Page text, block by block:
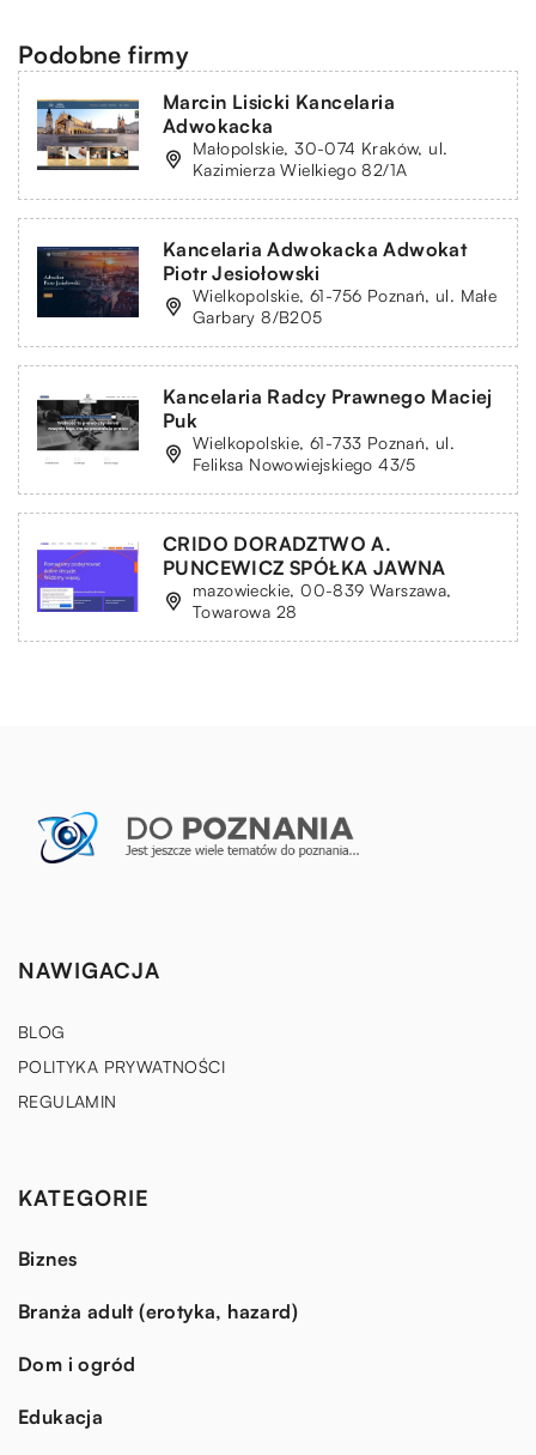
Podobne firmy
Marcin Lisicki Kancelaria
Adwokacka
Małopolskie, 30-074 Kraków, ul.
Kazimierza Wielkiego 82/1A
Kancelaria Adwokacka Adwokat
Piotr Jesiołowski
Wielkopolskie, 61-756 Poznań, ul. Małe
Garbary 8/B205
Kancelaria Radcy Prawnego Maciej
Puk
Wielkopolskie, 61-733 Poznań, ul.
Feliksa Nowowiejskiego 43/5
CRIDO DORADZTWO A.
PUNCEWICZ SPÓŁKA JAWNA
mazowieckie, 00-839 Warszawa,
Towarowa 28
NAWIGACJA
BLOG
POLITYKA PRYWATNOŚCI
REGULAMIN
KATEGORIE
Biznes
Branża adult (erotyka, hazard)
Dom i ogród
Edukacja